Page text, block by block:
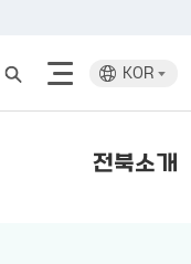
전북소개
KOR